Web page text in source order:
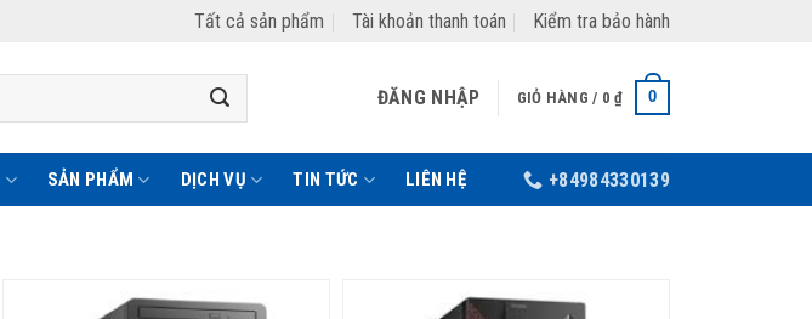
Tất cả sản phẩm Tài khoản thanh toán Kiểm tra bảo hành
ĐĂNG NHẬP GIỎ HÀNG / 0₫ 0
SẢN PHẨM DỊCH VỤ TIN TỨC LIÊN HỆ +84984330139